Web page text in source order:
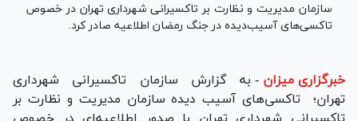
سازمان مدیریت و نظارت بر تاکسیرانی شهرداری تهران در خصوص
تاکسی‌های آسیب‌دیده در جنگ رمضان اطلاعیه صادر کرد.
خبرگزاری میزان - به گزارش سازمان تاکسیرانی شهرداری
تهران؛ تاکسی‌های آسیب دیده سازمان مدیریت و نظارت بر